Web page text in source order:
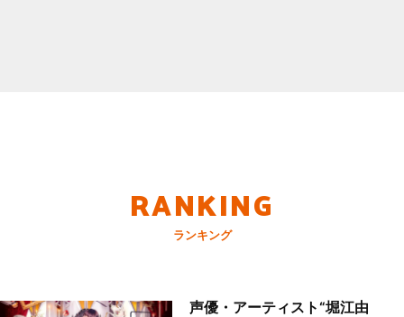
RANKING
ランキング
声優・アーティスト“堀江由